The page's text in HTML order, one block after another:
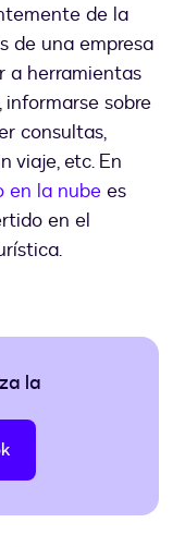
de la
de una empresa
a herramientas
sobre
consultas,
viaje, etc. En
en la nubees
en el
la